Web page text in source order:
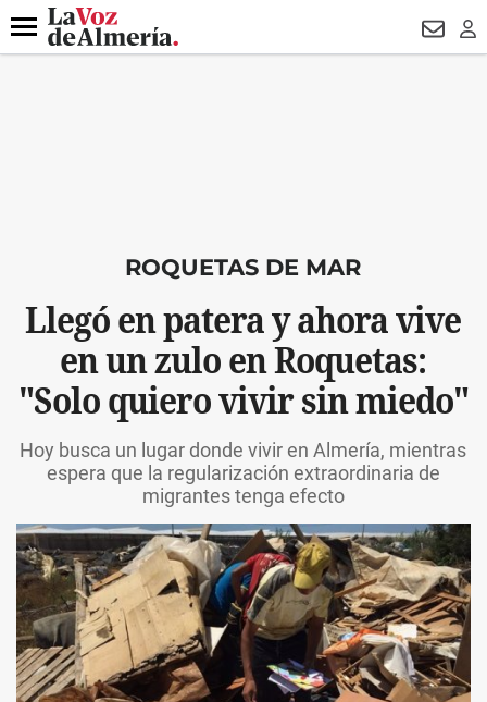
DESTACADO
Menú
ROQUETAS DE MAR
Llegó en patera y ahora vive
en un zulo en Roquetas:
"Solo quiero vivir sin miedo"
Hoy busca un lugar donde vivir en Almería, mientras
espera que la regularización extraordinaria de
migrantes tenga efecto